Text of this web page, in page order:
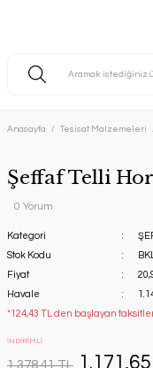
Anasayfa Tesisat Malzemeleri
Şeffaf Telli
0 Yorum
Kategori
Stok Kodu
Fiyat
Havale
*124,43 TL den başlayan
İNDİRİMLİ
1.378,41 TL